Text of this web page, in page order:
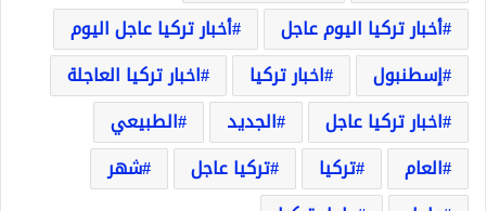
أخبار تركيا اليوم عاجل
أخبار تركيا عاجل اليوم
إسطنبول
اخبار تركيا
اخبار تركيا العاجلة
اخبار تركيا عاجل
الجديد
الطبيعي
العام
تركيا تركيا عاجل
شهر